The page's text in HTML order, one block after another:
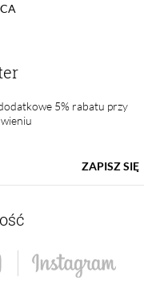
5% rabatu przy
ZAPISZ SIĘ